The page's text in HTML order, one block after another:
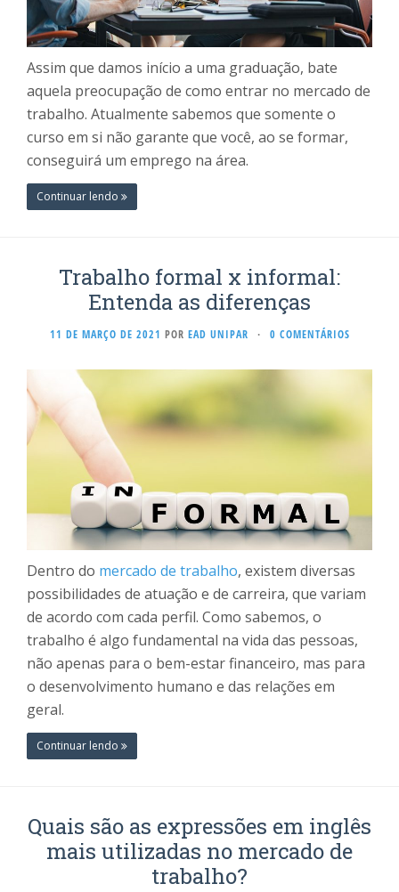
Assim que damos início a uma graduação, bate
aquela preocupação de como entrar no mercado de
trabalho. Atualmente sabemos que somente o
curso em si não garante que você, ao se formar,
conseguirá um emprego na área.
Continuar lendo
Trabalho formal x informal:
Entenda as diferenças
11 DE MARÇO DE 2021 POR EAD UNIPAR · 0 COMENTÁRIOS
Dentro do mercado de trabalho, existem diversas
possibilidades de atuação e de carreira, que variam
de acordo com cada perfil. Como sabemos, o
trabalho é algo fundamental na vida das pessoas,
não apenas para o bem-estar financeiro, mas para
o desenvolvimento humano e das relações em
geral.
Continuar lendo
Quais são as expressões em inglês
mais utilizadas no mercado de
trabalho?